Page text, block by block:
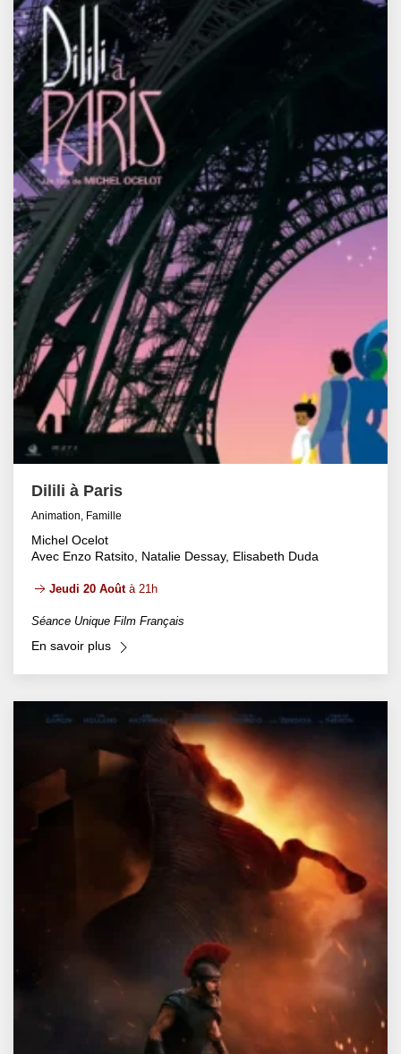
Dilili à Paris
Animation, Famille
Michel Ocelot
Avec Enzo Ratsito, Natalie Dessay, Elisabeth Duda
Jeudi 20 Aoûtà 21h
Séance Unique Film Français
En savoir plus